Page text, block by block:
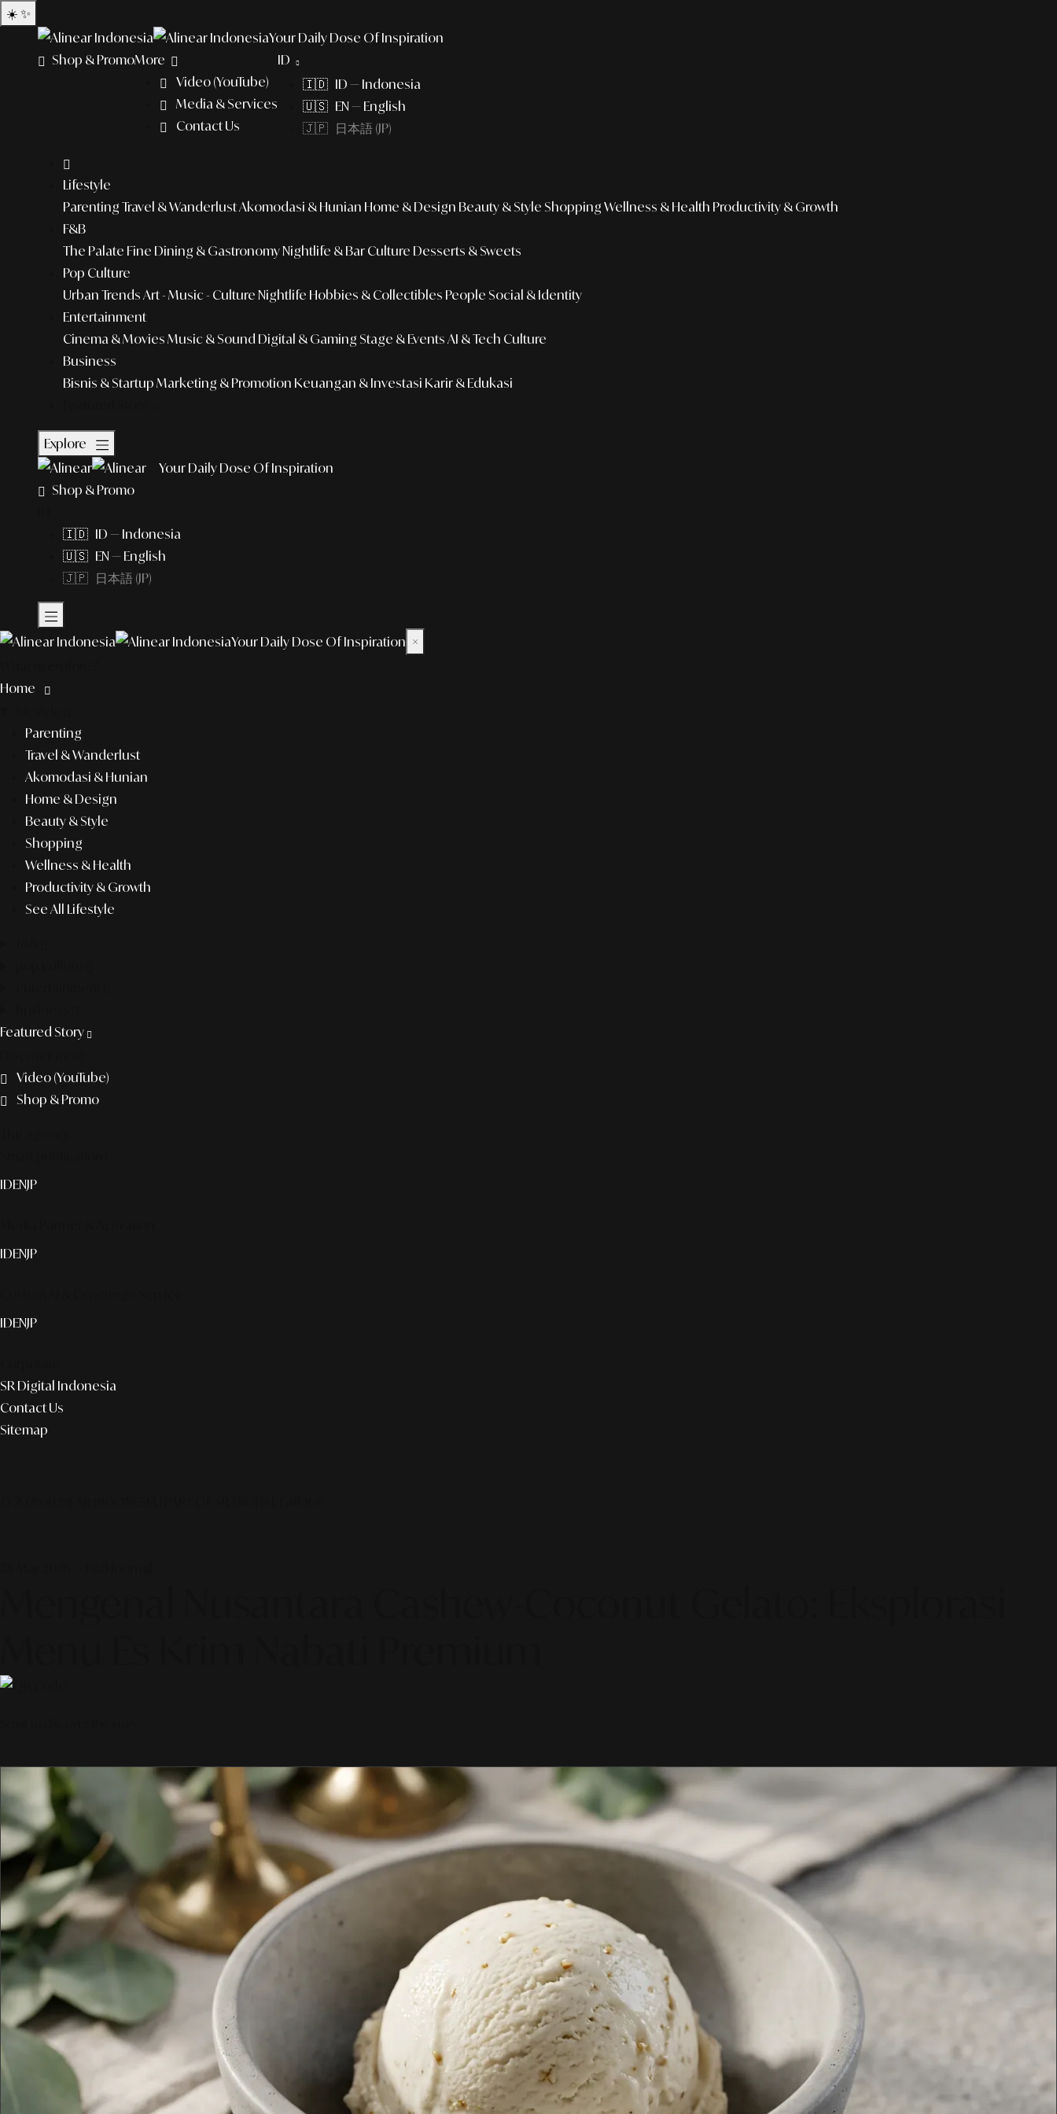
☀️ ✨
Your Daily Dose Of Inspiration
Shop & PromoMore
Video (YouTube)
Media & Services
Contact Us
ID
🇮🇩 ID — Indonesia
🇺🇸 EN — English
🇯🇵 日本語 (JP)
Lifestyle
Parenting Travel & WanderlustAkomodasi & Hunian Home & Design Beauty & Style Shopping Wellness & Health Productivity & Growth
F&B
The Palate Fine Dining & GastronomyNightlife & Bar Culture Desserts & Sweets
Pop Culture
Urban Trends Art - Music - Culture Nightlife Hobbies & Collectibles People Social & Identity
Entertainment
Cinema & Movies Music & Sound Digital & Gaming Stage & Events AI & Tech Culture
Business
Bisnis & Startup Marketing & Promotion Keuangan & Investasi Karir & Edukasi
Explore
Your Daily Dose Of Inspiration
Shop & Promo
🇮🇩 ID — Indonesia
🇺🇸 EN — English
🇯🇵 日本語 (JP)
Your Daily Dose Of Inspiration ×
Home
Parenting
Travel & Wanderlust
Akomodasi & Hunian
Home & Design
Beauty & Style
Shopping
Wellness & Health
Productivity & Growth
See All Lifestyle
Featured Story
Video (YouTube)
Shop & Promo
IDENJP
IDENJP
IDENJP
SR Digital Indonesia
Contact Us
Sitemap